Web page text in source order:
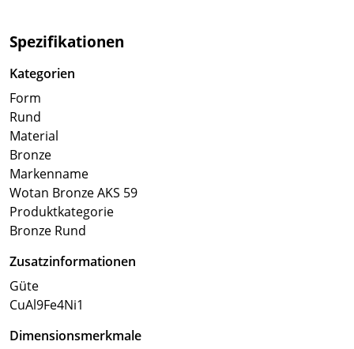
Spezifikationen
Kategorien
Form
Rund
Material
Bronze
Markenname
Wotan Bronze AKS 59
Produktkategorie
Bronze Rund
Zusatzinformationen
Güte
CuAl9Fe4Ni1
Dimensionsmerkmale